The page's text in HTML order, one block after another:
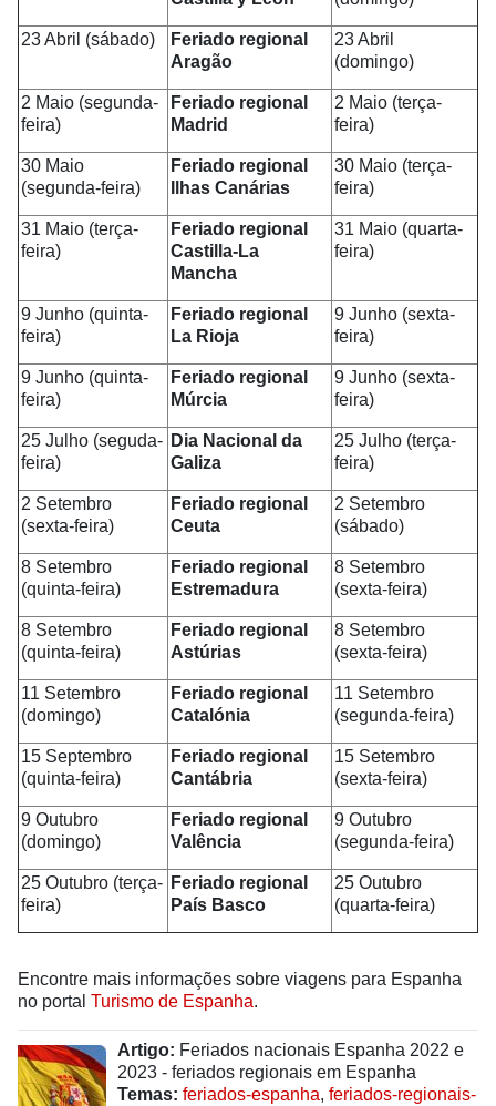
23 Abril (sábado)
Feriado regional
Aragão
23 Abril
(domingo)
2 Maio (segunda-
feira)
Feriado regional
Madrid
2 Maio (terça-
feira)
30 Maio
(segunda-feira)
Feriado regional
Ilhas Canárias
30 Maio (terça-
feira)
31 Maio (terça-
feira)
Feriado regional
Castilla-La
Mancha
31 Maio (quarta-
feira)
9 Junho (quinta-
feira)
Feriado regional
La Rioja
9 Junho (sexta-
feira)
9 Junho (quinta-
feira)
Feriado regional
Múrcia
9 Junho (sexta-
feira)
25 Julho (seguda-
feira)
Dia Nacional da
Galiza
25 Julho (terça-
feira)
2 Setembro
(sexta-feira)
Feriado regional
Ceuta
2 Setembro
(sábado)
8 Setembro
(quinta-feira)
Feriado regional
Estremadura
8 Setembro
(sexta-feira)
8 Setembro
(quinta-feira)
Feriado regional
Astúrias
8 Setembro
(sexta-feira)
11 Setembro
(domingo)
Feriado regional
Catalónia
11 Setembro
(segunda-feira)
15 Septembro
(quinta-feira)
Feriado regional
Cantábria
15 Setembro
(sexta-feira)
9 Outubro
(domingo)
Feriado regional
Valência
9 Outubro
(segunda-feira)
25 Outubro (terça-
feira)
Feriado regional
País Basco
25 Outubro
(quarta-feira)
Encontre mais informações sobre viagens para Espanha
no portal Turismo de Espanha.
Artigo: Feriados nacionais Espanha 2022 e
2023 - feriados regionais em Espanha
Temas: feriados-espanha, feriados-regionais-